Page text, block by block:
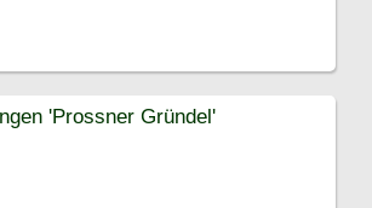
'Prossner Gründel'